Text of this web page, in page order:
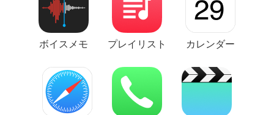
ボイスメモ プレイリスト カレンダー